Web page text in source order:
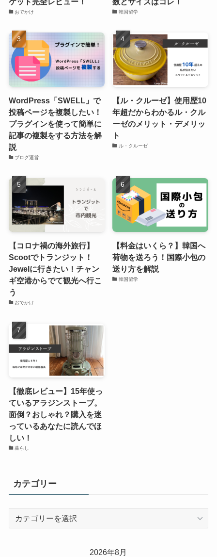
おでかけ 韓国留学
WordPress「SWELL」で
投稿ページを複製したい！
プラグインを使って簡単に
記事の複製をする方法を解
説
ブログ運営
【ル・クルーゼ】使用歴10
年超だからわかるル・クル
ーゼのメリット・デメリッ
ト
ル・クルーゼ
【コロナ禍の海外旅行】
Scootでトランジット！
Jewelに行きたい！チャン
ギ空港からでて観光へ行こ
う
おでかけ
【料金はいくら？】韓国へ
荷物を送ろう！国際小包の
送り方を解説
韓国留学
【徹底レビュー】15年使っ
ているアラジンストーブ。
面倒？おしゃれ？購入を迷
っているあなたに読んでほ
しい！
暮らし
カテゴリー
2026年8月